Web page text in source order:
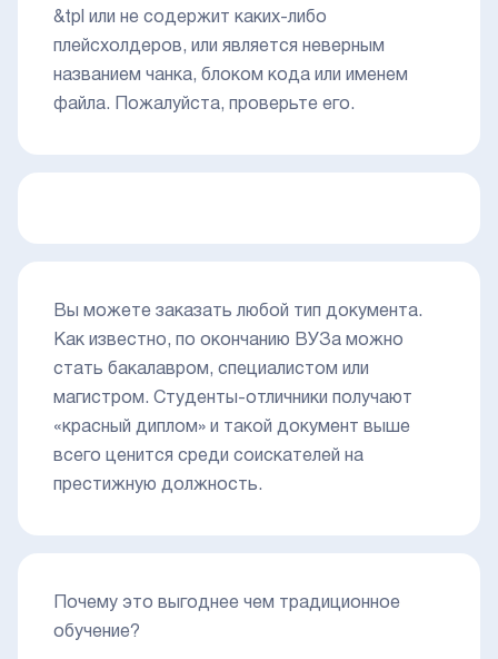
&tpl или не содержит каких-либо
плейсхолдеров, или является неверным
названием чанка, блоком кода или именем
файла. Пожалуйста, проверьте его.
Вы можете заказать любой тип документа.
Как известно, по окончанию ВУЗа можно
стать бакалавром, специалистом или
магистром. Студенты-отличники получают
«красный диплом» и такой документ выше
всего ценится среди соискателей на
престижную должность.
Почему это выгоднее чем традиционное
обучение?